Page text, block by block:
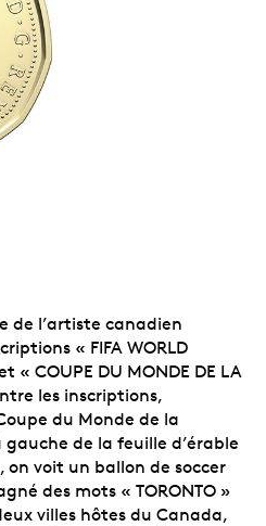
de l’artiste canadien
« FIFA WORLD
« COUPE DU MONDE DE LA
les inscriptions,
du Monde de la
gauche de la feuille d’érable
on voit un ballon de soccer
des mots « TORONTO »
villes hôtes du Canada,